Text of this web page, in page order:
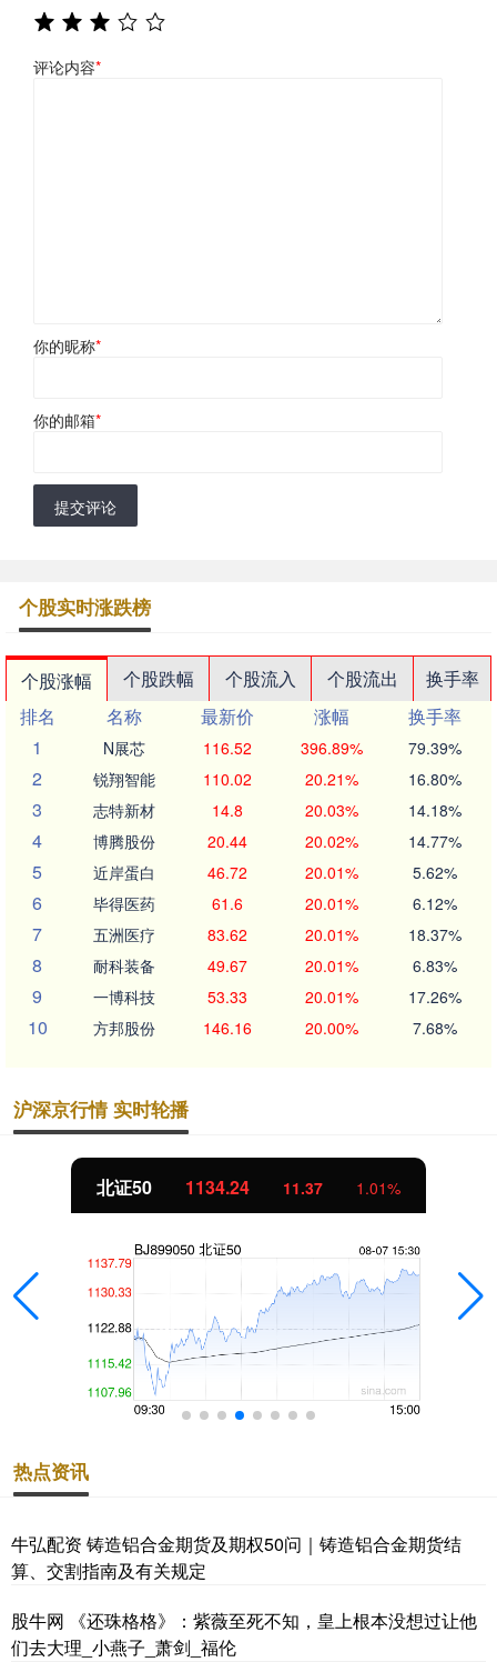
评论内容*
你的昵称*
你的邮箱*
提交评论
个股实时涨跌榜
个股涨幅 个股跌幅 个股流入 个股流出
换手率
排名
名称 最新价 涨幅
换手率
1
N展芯 116.52 396.89% 79.39%
2 锐翔智能 110.02 20.21% 16.80%
3 志特新材 14.8 20.03% 14.18%
4 博腾股份 20.44 20.02% 14.77%
5 近岸蛋白 46.72 20.01% 5.62%
6 毕得医药 61.6 20.01% 6.12%
7 五洲医疗 83.62 20.01% 18.37%
8 耐科装备 49.67 20.01% 6.83%
9 一博科技 53.33 20.01% 17.26%
10 方邦股份 146.16 20.00% 7.68%
沪深京行情 实时轮播
北证50 1134.24 11.37 1.01%
热点资讯
牛弘配资 铸造铝合金期货及期权50问｜铸造铝合金期货结
算、交割指南及有关规定
股牛网 《还珠格格》：紫薇至死不知，皇上根本没想过让他
们去大理_小燕子_萧剑_福伦